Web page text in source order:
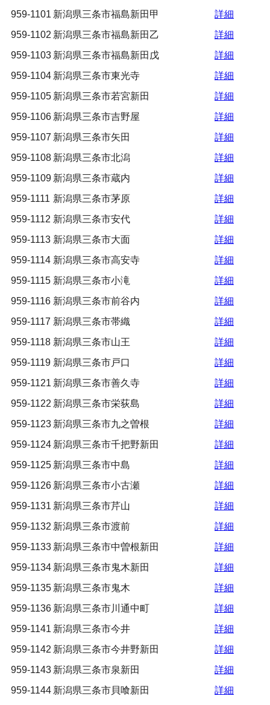
959-1101 新潟県三条市福島新田甲
詳細
959-1102 新潟県三条市福島新田乙
詳細
959-1103 新潟県三条市福島新田戊
詳細
959-1104 新潟県三条市東光寺
詳細
959-1105 新潟県三条市若宮新田
詳細
959-1106 新潟県三条市吉野屋
詳細
959-1107 新潟県三条市矢田
詳細
959-1108 新潟県三条市北潟
詳細
959-1109 新潟県三条市蔵内
詳細
959-1111 新潟県三条市茅原
詳細
959-1112 新潟県三条市安代
詳細
959-1113 新潟県三条市大面
詳細
959-1114 新潟県三条市高安寺
詳細
959-1115 新潟県三条市小滝
詳細
959-1116 新潟県三条市前谷内
詳細
959-1117 新潟県三条市帯織
詳細
959-1118 新潟県三条市山王
詳細
959-1119 新潟県三条市戸口
詳細
959-1121 新潟県三条市善久寺
詳細
959-1122 新潟県三条市栄荻島
詳細
959-1123 新潟県三条市九之曽根
詳細
959-1124 新潟県三条市千把野新田
詳細
959-1125 新潟県三条市中島
詳細
959-1126 新潟県三条市小古瀬
詳細
959-1131 新潟県三条市芹山
詳細
959-1132 新潟県三条市渡前
詳細
959-1133 新潟県三条市中曽根新田
詳細
959-1134 新潟県三条市鬼木新田
詳細
959-1135 新潟県三条市鬼木
詳細
959-1136 新潟県三条市川通中町
詳細
959-1141 新潟県三条市今井
詳細
959-1142 新潟県三条市今井野新田
詳細
959-1143 新潟県三条市泉新田
詳細
959-1144 新潟県三条市貝喰新田
詳細